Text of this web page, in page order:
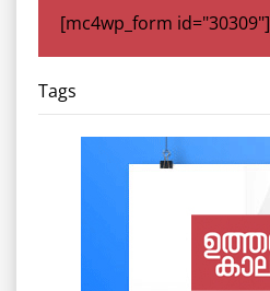
[mc4wp_form id="30309"]
Tags